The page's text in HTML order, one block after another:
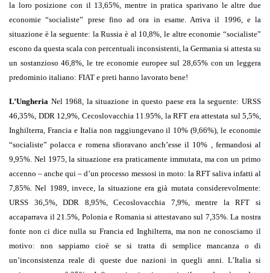
la loro posizione con il 13,65%, mentre in pratica sparivano le altre due
economie “socialiste” prese fino ad ora in esame. Arriva il 1996, e la
situazione è la seguente: la Russia è al 10,8%, le altre economie “socialiste”
escono da questa scala con percentuali inconsistenti, la Germania si attesta su
un sostanzioso 46,8%, le tre economie europee sul 28,65% con un leggera
predominio italiano: FIAT e preti hanno lavorato bene!
L’Ungheria Nel 1968, la situazione in questo paese era la seguente: URSS
46,35%, DDR 12,9%, Cecoslovacchia 11.95%, la RFT era attestata sul 5,5%,
Inghilterra, Francia e Italia non raggiungevano il 10% (9,66%), le economie
“socialiste” polacca e romena sfioravano anch’esse il 10% , fermandosi al
9,95%. Nel 1975, la situazione era praticamente immutata, ma con un primo
accenno – anche qui – d’un processo messosi in moto: la RFT saliva infatti al
7,85%. Nel 1989, invece, la situazione era già mutata considerevolmente:
URSS 36,5%, DDR 8,95%, Cecoslovacchia 7,9%, mentre la RFT si
accaparrava il 21.5%, Polonia e Romania si attestavano sul 7,35%. La nostra
fonte non ci dice nulla su Francia ed Inghilterra, ma non ne conosciamo il
motivo: non sappiamo cioè se si tratta di semplice mancanza o di
un’inconsistenza reale di queste due nazioni in quegli anni. L’Italia si